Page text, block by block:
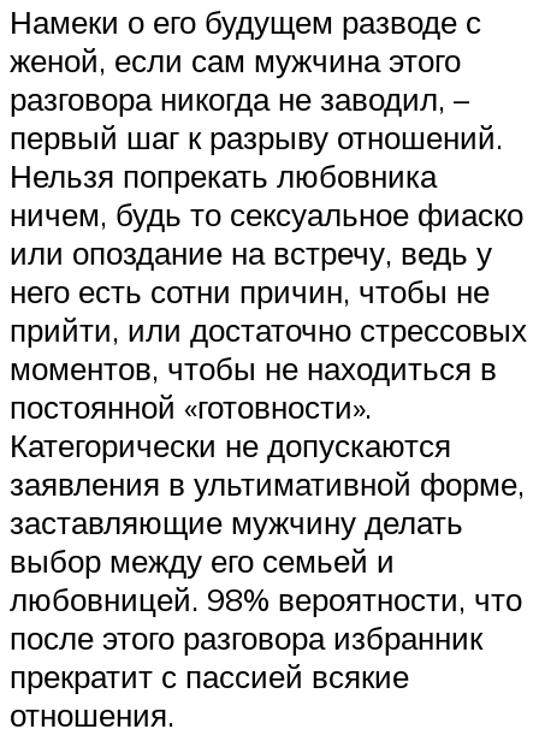
Намеки о его будущем разводе с
женой, если сам мужчина этого
разговора никогда не заводил, –
первый шаг к разрыву отношений.
Нельзя попрекать любовника
ничем, будь то сексуальное фиаско
или опоздание на встречу, ведь у
него есть сотни причин, чтобы не
прийти, или достаточно стрессовых
моментов, чтобы не находиться в
постоянной «готовности».
Категорически не допускаются
заявления в ультимативной форме,
заставляющие мужчину делать
выбор между его семьей и
любовницей. 98% вероятности, что
после этого разговора избранник
прекратит с пассией всякие
отношения.